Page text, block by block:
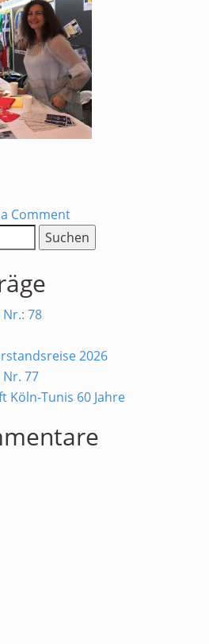
Commenton
Infostand
beim
78
2026
77
Köln-Tunis 60 Jahre